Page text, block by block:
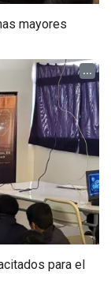
mayores
...
para el